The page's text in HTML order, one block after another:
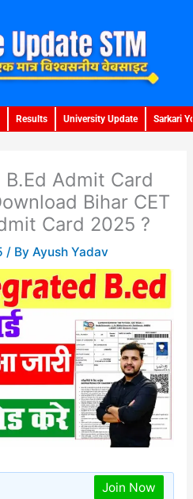
Results University Update Sarkari
Admit Card
Bihar CET
Card 2025 ?
/ By Ayush Yadav
Join Now